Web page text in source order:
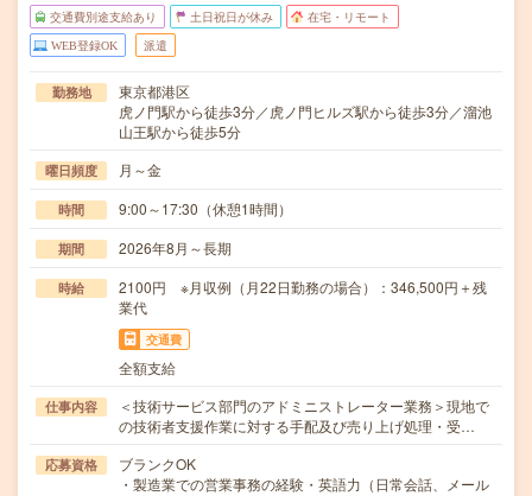
交通費別途支給あり 土日祝日が休み 在宅・リモート
WEB登録OK 派遣
勤務地
東京都港区
虎ノ門駅から徒歩3分／虎ノ門ヒルズ駅から徒歩3分／溜池
山王駅から徒歩5分
曜日頻度 月～金
時間 9:00～17:30（休憩1時間）
期間 2026年8月～長期
時給
2100円 ※月収例（月22日勤務の場合）：346,500円＋残
業代
交通費
全額支給
仕事内容
＜技術サービス部門のアドミニストレーター業務＞現地で
の技術者支援作業に対する手配及び売り上げ処理・受…
応募資格
ブランクOK
・製造業での営業事務の経験・英語力（日常会話、メール